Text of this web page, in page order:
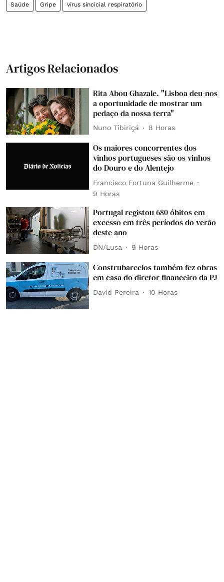
Saúde Gripe vírus sincicial respiratório
Artigos Relacionados
Rita Abou Ghazale. "Lisboa deu-nos
a oportunidade de mostrar um
pedaço da nossa terra"
Nuno Tibiriçá 8 Horas
Os maiores concorrentes dos
vinhos portugueses são os vinhos
do Douro e do Alentejo
Francisco Fortuna Guilherme
9 Horas
Portugal registou 680 óbitos em
excesso em três períodos do verão
deste ano
DN/Lusa 9 Horas
Construbarcelos também fez obras
em casa do diretor financeiro da PJ
David Pereira 10 Horas